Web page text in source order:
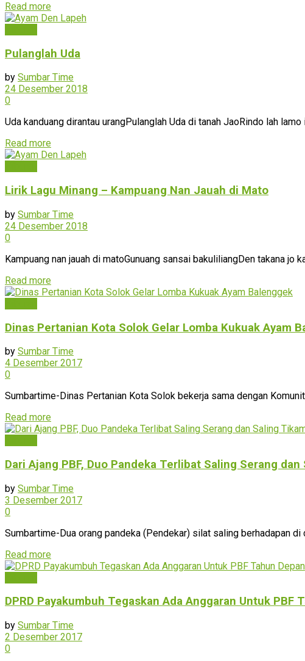
Read more
Pulanglah Uda
by Sumbar Time
24 Desember 2018
0
Uda kanduang dirantau urangPulanglah Uda di tanah JaoRindo lah
Read more
Lirik Lagu Minang – Kampuang Nan Jauah di Mato
by Sumbar Time
24 Desember 2018
0
Kampuang nan jauah di matoGunuang sansai bakuliliangDen takana
Read more
Dinas Pertanian Kota Solok Gelar Lomba Kukuak Ayam
by Sumbar Time
4 Desember 2017
0
Sumbartime-Dinas Pertanian Kota Solok bekerja sama dengan
Read more
Dari Ajang PBF, Duo Pandeka Terlibat Saling Serang
by Sumbar Time
3 Desember 2017
0
Sumbartime-Dua orang pandeka (Pendekar) silat saling berhadapan
Read more
DPRD Payakumbuh Tegaskan Ada Anggaran Untuk PBF
by Sumbar Time
2 Desember 2017
0